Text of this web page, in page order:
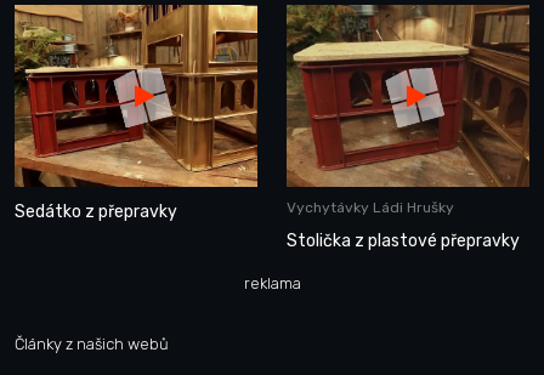
Sedátko z přepravky Vychytávky Ládi Hrušky
Stolička z plastové přepravky
reklama
Články z našich webů